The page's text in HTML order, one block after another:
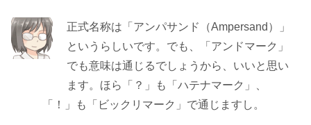
正式名称は「アンパサンド（Ampersand）」
というらしいです。でも、「アンドマーク」
でも意味は通じるでしょうから、いいと思い
ます。ほら「？」も「ハテナマーク」、
「！」も「ビックリマーク」で通じますし。